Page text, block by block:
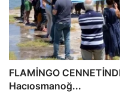
FLAMİNGO
Hacıosmanoğ...